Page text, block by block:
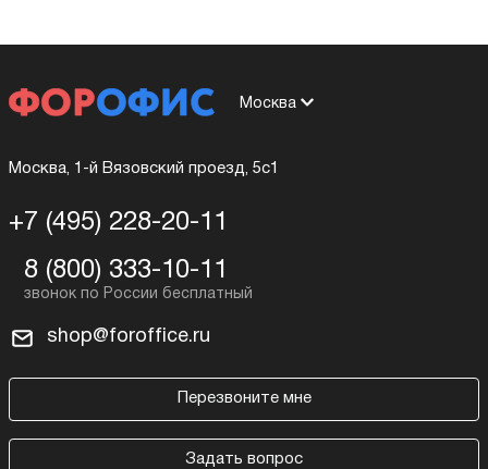
Москва
Москва, 1-й Вязовский проезд, 5с1
+7 (495) 228-20-11
8 (800) 333-10-11
shop@foroffice.ru
Перезвоните мне
Задать вопрос